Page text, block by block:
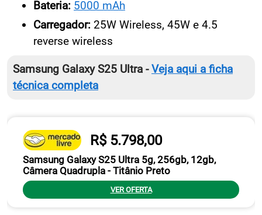
Bateria: 5000 mAh
Carregador: 25W Wireless, 45W e 4.5
reverse wireless
Samsung Galaxy S25 Ultra -Veja aqui a ficha
técnica completa
R$ 5.798,00
Samsung Galaxy S25 Ultra 5g, 256gb, 12gb,
Câmera Quadrupla - Titânio Preto
VER OFERTA